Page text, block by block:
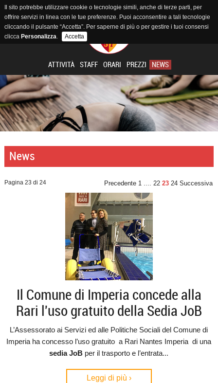
ATTIVITÀ STAFF ORARI PREZZI NEWS
News
Pagina 23 di 24 Precedente 1 .... 22 23 24 Successiva
Il Comune di Imperia concede alla
Rari l'uso gratuito della Sedia JoB
L’Assessorato ai Servizi ed alle Politiche Sociali del Comune di
Imperia ha concesso l’uso gratuito a Rari Nantes Imperia di una
sedia JoB per il trasporto e l’entrata...
Leggi di più ›
Il sito potrebbe utilizzare cookie o tecnologie simili, anche di terze parti, per
offrire servizi in linea con le tue preferenze. Puoi acconsentire a tali tecnologie
cliccando il pulsante “Accetta”. Per saperne di più o per gestire i tuoi consensi
clicca Personalizza. Accetta